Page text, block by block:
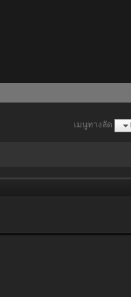
เมนูทางลัด